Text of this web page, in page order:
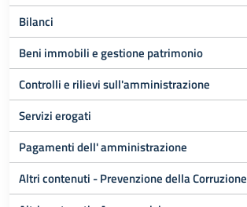
Bilanci
Beni immobili e gestione patrimonio
Controlli e rilievi sull'amministrazione
Servizi erogati
Pagamenti dell' amministrazione
Altri contenuti - Prevenzione della Corruzione